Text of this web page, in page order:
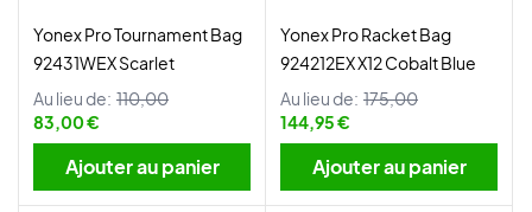
Yonex Pro Tournament Bag
92431WEX Scarlet
Au lieu de: 110,00
83,00 €
Ajouter au panier
Yonex Pro Racket Bag
924212EX X12 Cobalt Blue
Au lieu de: 175,00
144,95 €
Ajouter au panier